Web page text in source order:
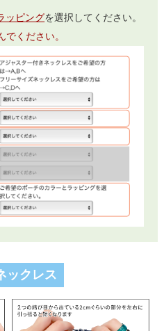
ッピングを選択してください。
でください。
ックレス